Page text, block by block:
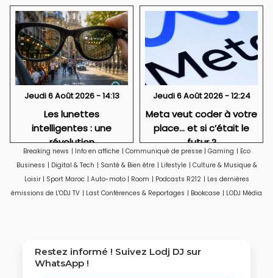
Jeudi 6 Août 2026 - 14:13
Les lunettes
intelligentes : une
révolution
technologique qui
soulève aussi des
questions sur la vie
privée
Jeudi 6 Août 2026 - 12:24
Meta veut coder à votre
place… et si c’était le
futur ?
Breaking news | Info en affiche | Communiqué de presse | Gaming | Eco
Business | Digital & Tech | Santé & Bien être | Lifestyle | Culture & Musique &
Loisir | Sport Maroc | Auto-moto | Room | Podcasts R212 | Les dernières
émissions de L'ODJ TV | Last Conférences & Reportages | Bookcase | LODJ Média
Restez informé ! Suivez Lodj DJ sur
WhatsApp !